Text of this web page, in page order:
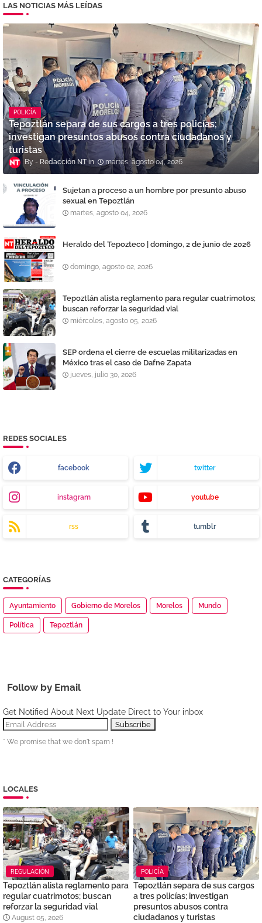
LAS NOTICIAS MÁS LEÍDAS
POLICÍA
Tepoztlán separa de sus cargos a tres policías;
investigan presuntos abusos contra ciudadanos y
turistas
Redacción NT martes, agosto 04, 2026
Sujetan a proceso a un hombre por presunto abuso
sexual en Tepoztlán
martes, agosto 04, 2026
Heraldo del Tepozteco | domingo, 2 de junio de 2026
domingo, agosto 02, 2026
Tepoztlán alista reglamento para regular cuatrimotos;
buscan reforzar la seguridad vial
miércoles, agosto 05, 2026
SEP ordena el cierre de escuelas militarizadas en
México tras el caso de Dafne Zapata
jueves, julio 30, 2026
REDES SOCIALES
facebook twitter
instagram youtube
rss tumblr
CATEGORÍAS
Ayuntamiento Gobierno de Morelos Morelos Mundo
Política Tepoztlán
Follow by Email
Get Notified About Next Update Direct to Your inbox
* We promise that we don't spam !
LOCALES
REGULACIÓN
Tepoztlán alista reglamento para
regular cuatrimotos; buscan
reforzar la seguridad vial
August 05, 2026
POLICÍA
Tepoztlán separa de sus cargos
a tres policías; investigan
presuntos abusos contra
ciudadanos y turistas